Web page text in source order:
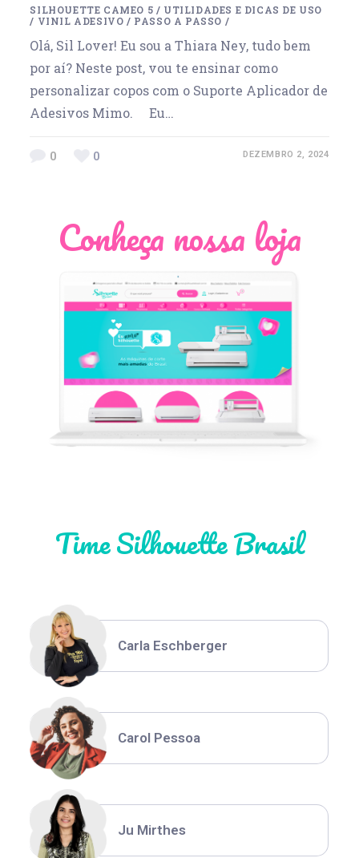
SILHOUETTE CAMEO 5 / UTILIDADES E DICAS DE USO
/ VINIL ADESIVO / PASSO A PASSO /
Olá, Sil Lover! Eu sou a Thiara Ney, tudo bem
por aí? Neste post, vou te ensinar como
personalizar copos com o Suporte Aplicador de
Adesivos Mimo. Eu…
0 0 DEZEMBRO 2, 2024
Conheça nossa loja
Time Silhouette Brasil
Léia Pastori
Thiara Ney
Carla Eschberger
Carol Pessoa
Ju Mirthes